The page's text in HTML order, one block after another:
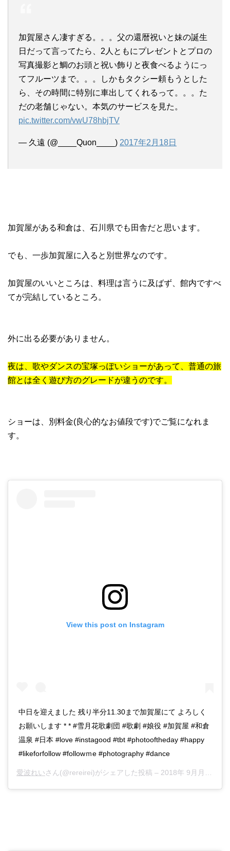
加賀屋さん凄すぎる。。。父の還暦祝いと妹の誕生
日だって言ってたら、2人ともにプレゼントとプロの
写真撮影と鯛のお頭と祝い飾りと夜食べるようにっ
てフルーツまで。。。しかもタクシー頼もうとした
ら、その時間に特別に車出してくれるって。。。た
だの老舗じゃない。本気のサービスを見た。
pic.twitter.com/vwU78hbjTV
— 久遠 (@____Quon____) 2017年2月18日
加賀屋がある和倉は、石川県でも田舎だと思います。
でも、一歩加賀屋に入ると別世界なのです。
加賀屋のいいところは、料理は言うに及ばず、館内ですべ
てが完結しているところ。
外に出る必要がありません。
夜は、歌やダンスの宝塚っぽいショーがあって、普通の旅
館とは全く遊び方のグレードが違うのです。
ショーは、別料金(良心的なお値段です)でご覧になれま
す。
View this post on Instagram
中日を迎えました 残り半分11.30まで加賀屋にて よろしく
お願いします * * #雪月花歌劇団 #歌劇 #娘役 #加賀屋 #和倉
温泉 #日本 #love #instagood #tbt #photooftheday #happy
#likeforfollow #followｍe #photography #dance
愛波れいさん(@rereirei)がシェアした投稿 – 2018年 9月月30日午後9時17分PDT